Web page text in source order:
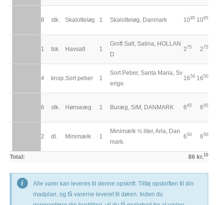
8 stk. Skalotteløg 1 Skalotteløg, Danmark 1095 1095
1 tsk. Havsalt 1
Groft Salt, Salina, HOLLAN
D
275 275
4 knsp. Sort peber 1
Sort Peber, Santa Maria, Sv
erige.
1650 1650
6 stk. Hønseæg 1 Buræg, S/M, DANMARK 645 645
2 dl. Minimælk 1
Minimælk ½ liter, Arla, Dan
mark.
650 650
Total: 86 kr.10
Alle varer kan leveres til denne opskrift. Tilføj opskriften til din
madplan, og få varerne leveret til døren. Inden du